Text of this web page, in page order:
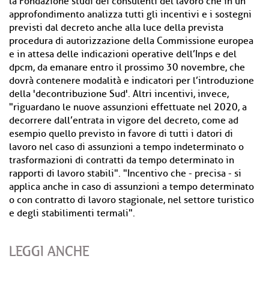
approfondimento analizza tutti gli incentivi e i sostegni
previsti dal decreto anche alla luce della prevista
procedura di autorizzazione della Commissione europea
e in attesa delle indicazioni operative dell’Inps e del
dpcm, da emanare entro il prossimo 30 novembre, che
dovrà contenere modalità e indicatori per l’introduzione
della 'decontribuzione Sud'. Altri incentivi, invece,
"riguardano le nuove assunzioni effettuate nel 2020, a
decorrere dall’entrata in vigore del decreto, come ad
esempio quello previsto in favore di tutti i datori di
lavoro nel caso di assunzioni a tempo indeterminato o
trasformazioni di contratti da tempo determinato in
rapporti di lavoro stabili". "Incentivo che - precisa - si
applica anche in caso di assunzioni a tempo determinato
o con contratto di lavoro stagionale, nel settore turistico
e degli stabilimenti termali".
LEGGI ANCHE